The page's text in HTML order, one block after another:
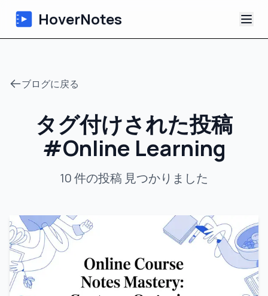
HoverNotes
AI動画ノート
チュートリアル
について
ブログに戻る
タグ付けされた投稿
#Online Learning
10件の投稿 見つかりました